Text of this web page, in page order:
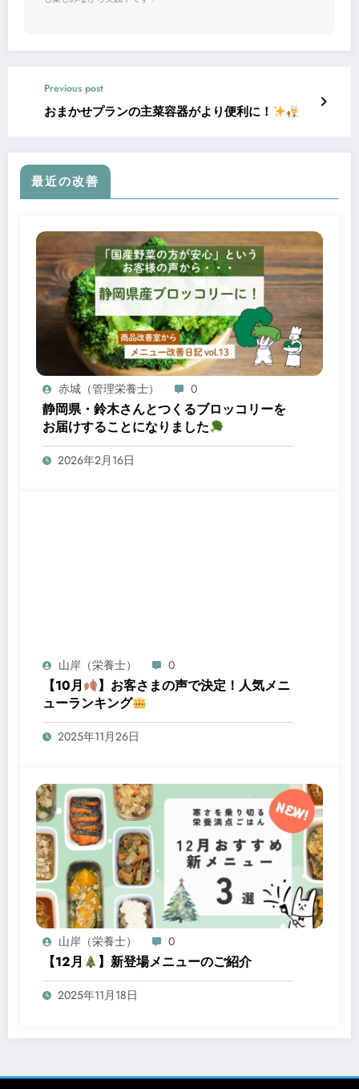
Previous post
おまかせプランの主菜容器がより便利に！
最近の改善
赤城（管理栄養士） 0
静岡県・鈴木さんとつくるブロッコリーを
お届けすることになりました
2026年2月16日
山岸（栄養士） 0
【10月
】お客さまの声で決定！人気メニ
ューランキング
2025年11月26日
山岸（栄養士） 0
【12月 】新登場メニューのご紹介
2025年11月18日